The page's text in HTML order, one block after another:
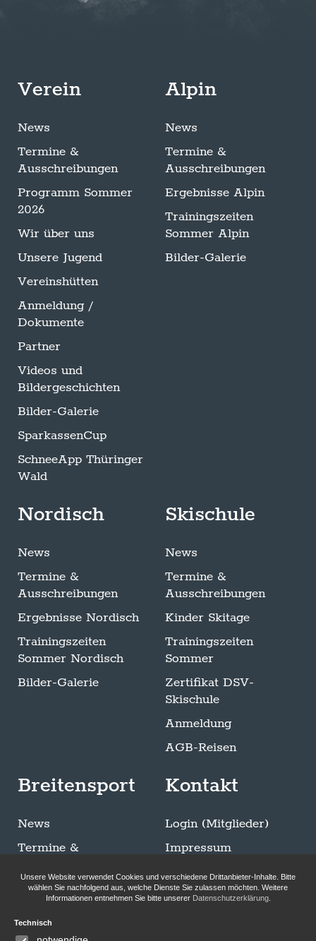
Verein
News
Termine &
Ausschreibungen
Programm Sommer
2026
Wir über uns
Unsere Jugend
Vereinshütten
Anmeldung /
Dokumente
Partner
Videos und
Bildergeschichten
Bilder-Galerie
SparkassenCup
SchneeApp Thüringer
Wald
Alpin
News
Termine &
Ausschreibungen
Ergebnisse Alpin
Trainingszeiten
Sommer Alpin
Bilder-Galerie
Nordisch
News
Termine &
Ausschreibungen
Ergebnisse Nordisch
Trainingszeiten
Sommer Nordisch
Bilder-Galerie
Skischule
News
Termine &
Ausschreibungen
Kinder Skitage
Trainingszeiten
Sommer
Zertifikat DSV-
Skischule
Anmeldung
AGB-Reisen
Breitensport
News
Termine &
Trainingszeiten
Sommer Breitensport
Bilder-Galerie
Kontakt
Login (Mitglieder)
Impressum
Datenschutzerklärung
Unsere Website verwendet Cookies und verschiedene Drittanbieter-Inhalte. Bitte
wählen Sie nachfolgend aus, welche Dienste Sie zulassen möchten. Weitere
Informationen entnehmen Sie bitte unserer Datenschutzerklärung.
Technisch